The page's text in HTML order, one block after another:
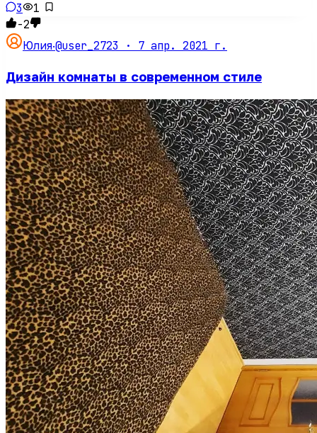
3
1
-2
Юлия·@user_2723 · 7 апр. 2021 г.
Дизайн комнаты в современном стиле